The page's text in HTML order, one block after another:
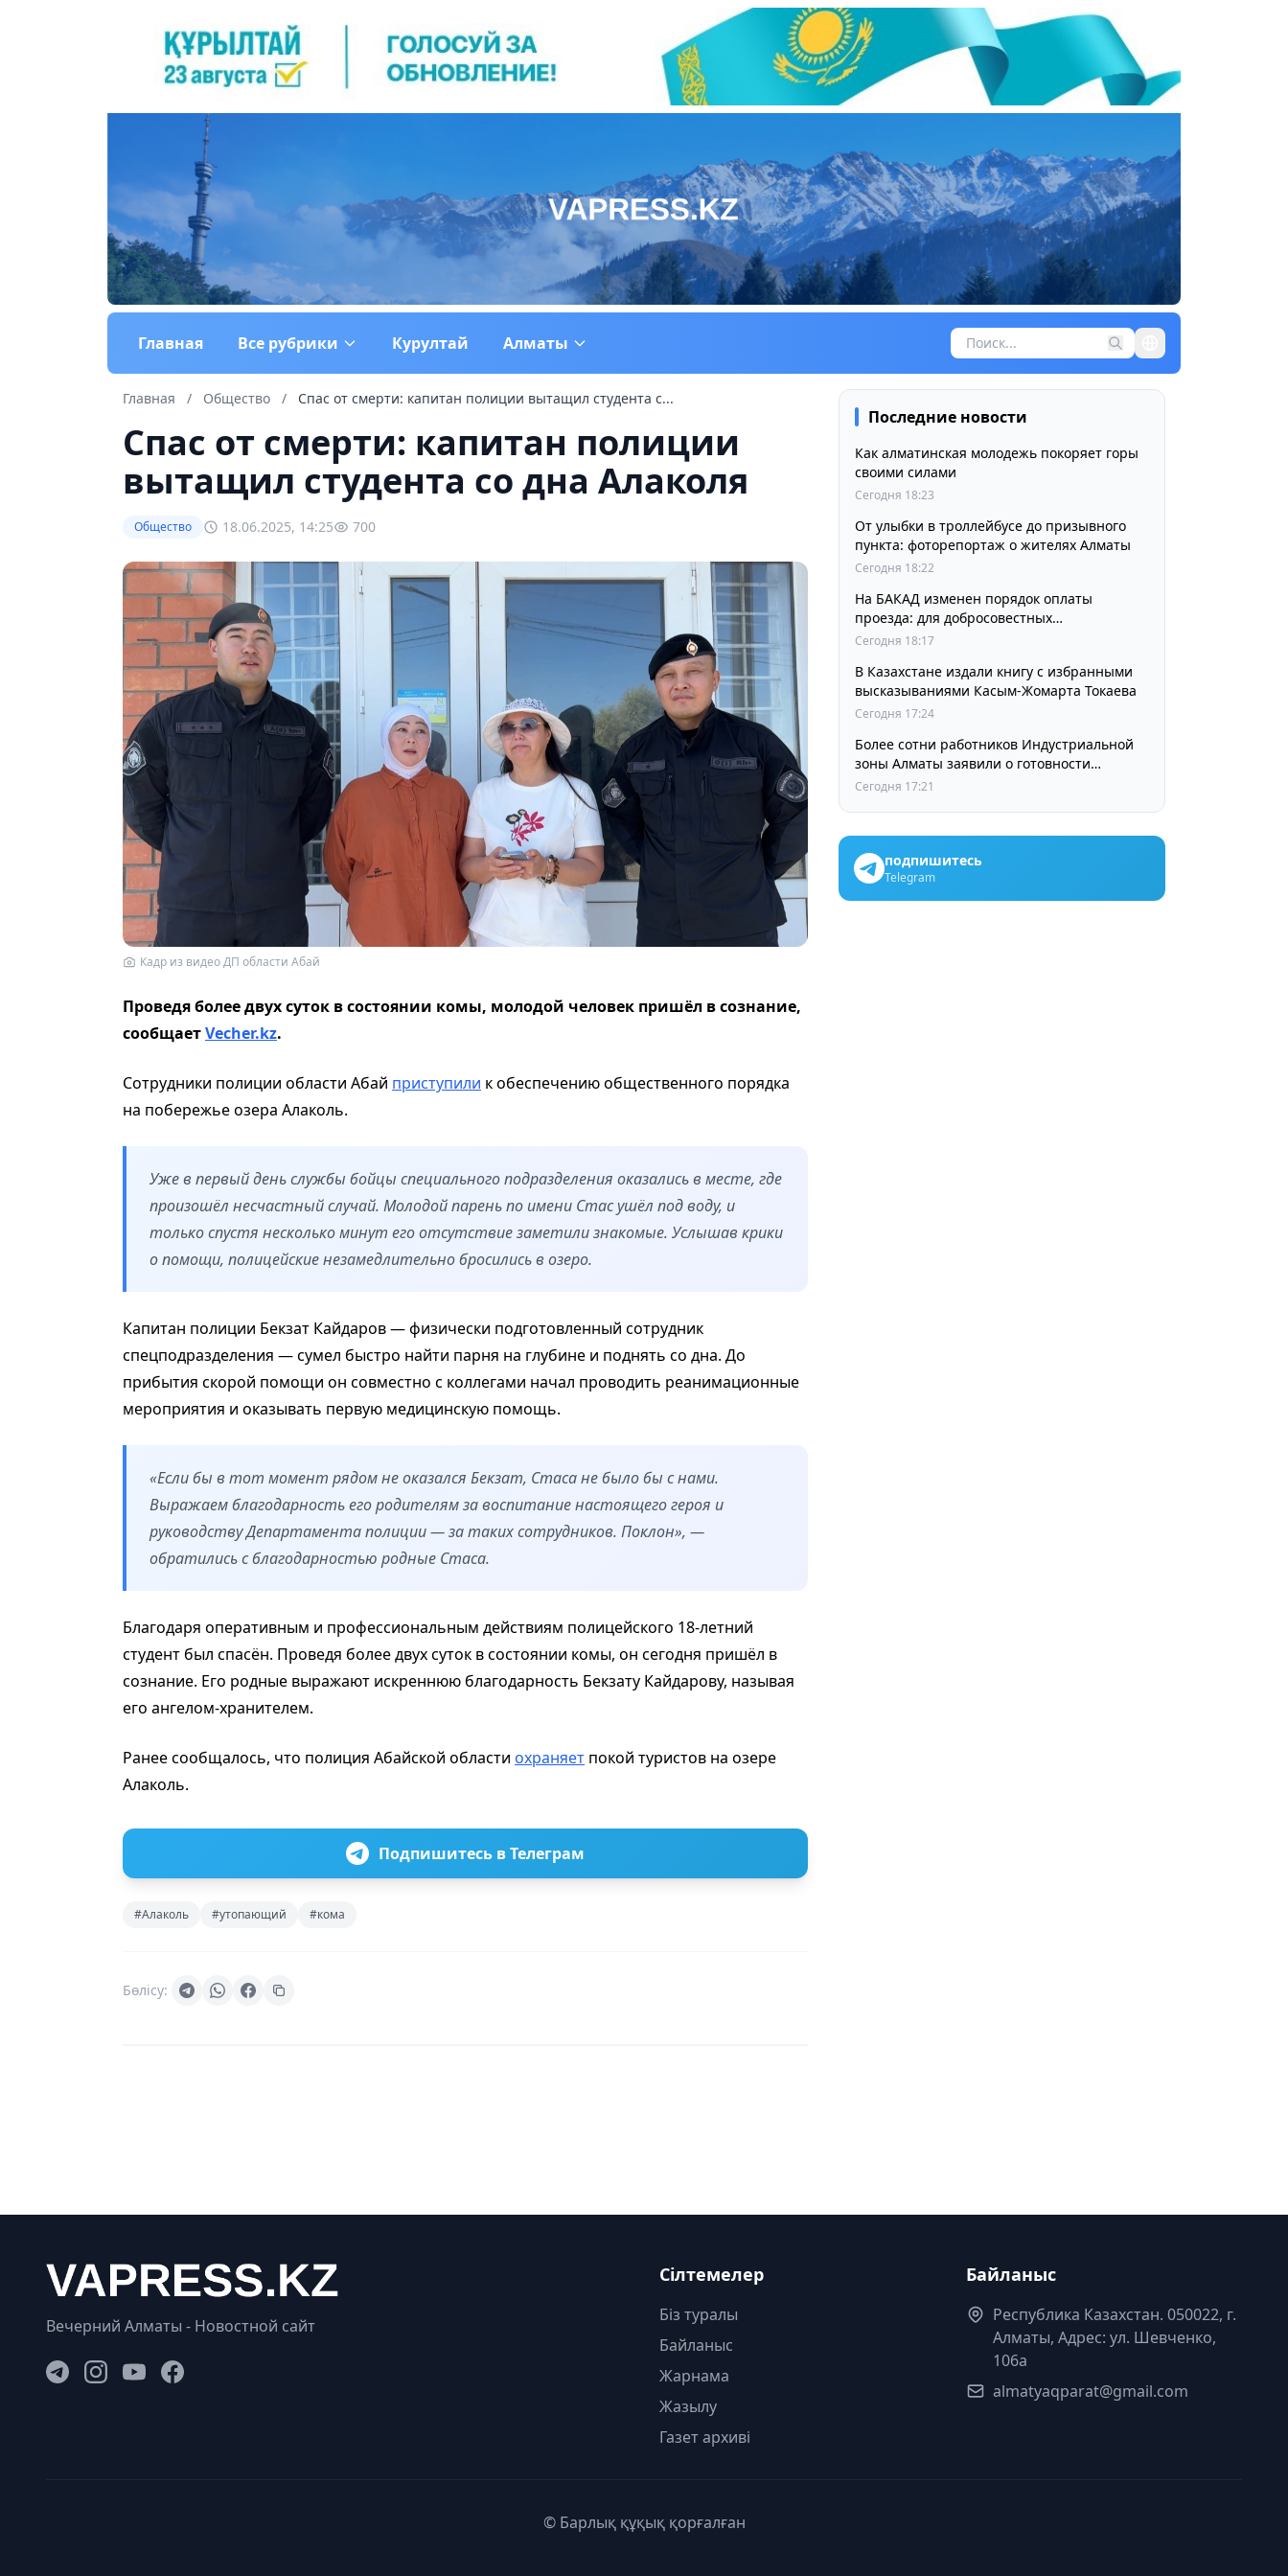
Главная Все рубрики Курултай Алматы
Главная / Общество / Спас от смерти: капитан полиции вытащил студента с...
Спас от смерти: капитан полиции
вытащил студента со дна Алаколя
Общество 18.06.2025, 14:25 700
Кадр из видео ДП области Абай
Проведя более двух суток в состоянии комы, молодой человек пришёл в сознание,
сообщаетVecher.kz.
Сотрудники полиции области Абай приступили к обеспечению общественного порядка
на побережье озера Алаколь.
Уже в первый день службы бойцы специального подразделения оказались в месте, где
произошёл несчастный случай. Молодой парень по имени Стас ушёл под воду, и
только спустя несколько минут его отсутствие заметили знакомые. Услышав крики
о помощи, полицейские незамедлительно бросились в озеро.
Капитан полиции Бекзат Кайдаров — физически подготовленный сотрудник
спецподразделения — сумел быстро найти парня на глубине и поднять со дна. До
прибытия скорой помощи он совместно с коллегами начал проводить реанимационные
мероприятия и оказывать первую медицинскую помощь.
«Если бы в тот момент рядом не оказался Бекзат, Стаса не было бы с нами.
Выражаем благодарность его родителям за воспитание настоящего героя и
руководству Департамента полиции — за таких сотрудников. Поклон», —
обратились с благодарностью родные Стаса.
Благодаря оперативным и профессиональным действиям полицейского 18-летний
студент был спасён. Проведя более двух суток в состоянии комы, он сегодня пришёл в
сознание. Его родные выражают искреннюю благодарность Бекзату Кайдарову, называя
его ангелом-хранителем.
Ранее сообщалось, что полиция Абайской области охраняет покой туристов на озере
Алаколь.
Подпишитесь в Телеграм
#Алаколь #утопающий #кома
Бөлісу:
Последние новости
Как алматинская молодежь покоряет горы
своими силами
Сегодня 18:23
От улыбки в троллейбусе до призывного
пункта: фоторепортаж о жителях Алматы
Сегодня 18:22
На БАКАД изменен порядок оплаты
проезда: для добросовестных
пользователей стоимость остается
Сегодня 18:17
В Казахстане издали книгу с избранными
высказываниями Касым-Жомарта Токаева
Сегодня 17:24
Более сотни работников Индустриальной
зоны Алматы заявили о готовности
принять участие в выборах членов
Сегодня 17:21
подпишитесь
Telegram
Вечерний Алматы - Новостной сайт
Сілтемелер
Біз туралы
Байланыс
Жарнама
Жазылу
Газет архиві
Байланыс
Республика Казахстан. 050022, г.
Алматы, Адрес: ул. Шевченко,
106а
almatyaqparat@gmail.com
© Барлық құқық қорғалған